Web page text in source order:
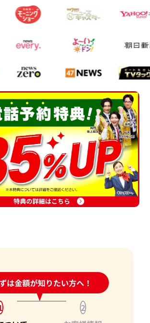
特典の詳細はこちら
は金額が知りたい方へ！
受付中!問い合わせフォーム
2